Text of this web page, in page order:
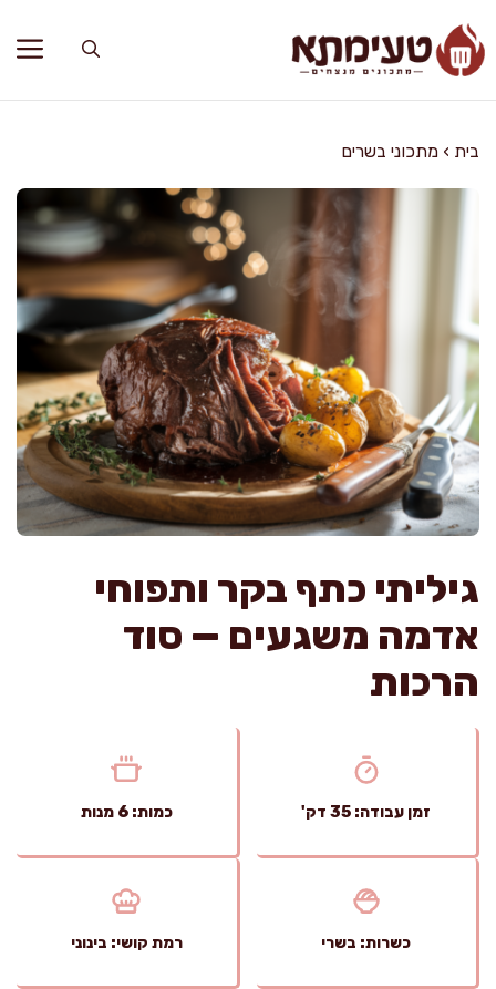
לתוכן
בית › מתכוני בשרים
גיליתי כתף בקר ותפוחי
אדמה משגעים — סוד
הרכות
זמן עבודה: 35 דק' כמות: 6 מנות
כשרות: בשרי רמת קושי: בינוני